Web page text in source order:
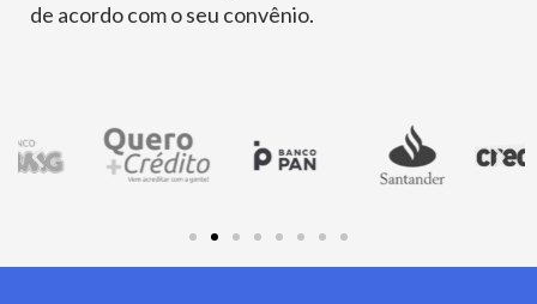
de acordo com o seu convênio.